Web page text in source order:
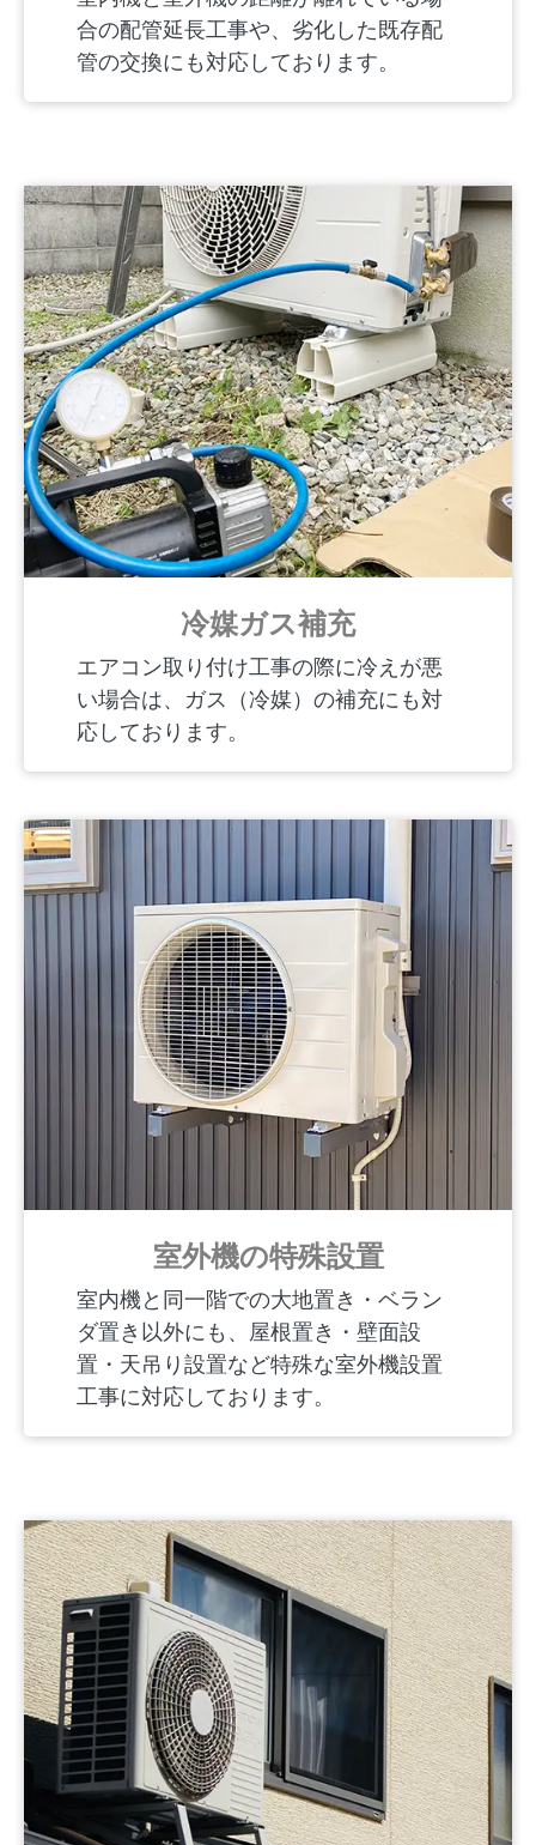
合の配管延長工事や、劣化した既存配
管の交換にも対応しております。
冷媒ガス補充
エアコン取り付け工事の際に冷えが悪
い場合は、ガス（冷媒）の補充にも対
応しております。
室外機の特殊設置
室内機と同一階での大地置き・ベラン
ダ置き以外にも、屋根置き・壁面設
置・天吊り設置など特殊な室外機設置
工事に対応しております。